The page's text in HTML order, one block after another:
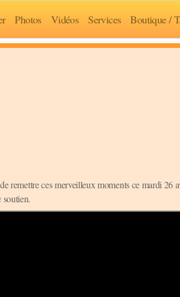
Photos Vidéos Services Boutique /
remettre ces merveilleux moments ce mardi 26